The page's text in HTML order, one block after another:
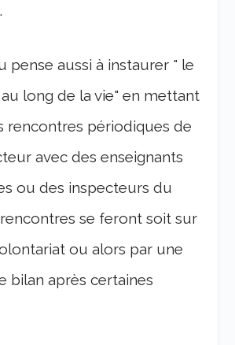
pense aussi à instaurer " le
long de la vie" en mettant
rencontres périodiques de
avec des enseignants
ou des inspecteurs du
rencontres se feront soit sur
ou alors par une
bilan après certaines